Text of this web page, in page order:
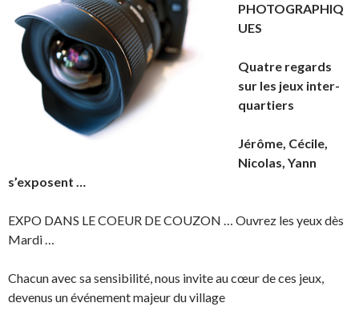
PHOTOGRAPHIQ
UES
Quatre regards
sur les jeux inter-
quartiers
Jérôme, Cécile,
Nicolas, Yann
s’exposent …
EXPO DANS LE COEUR DE COUZON … Ouvrez les yeux dès
Mardi …
Chacun avec sa sensibilité, nous invite au cœur de ces jeux,
devenus un événement majeur du village